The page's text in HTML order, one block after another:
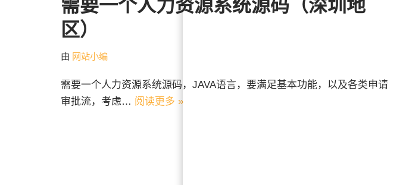
需要一个人力资源系统源码（深圳地
区）
由 网站小编
需要一个人力资源系统源码，JAVA语言，要满足基本功能，以及各类申请
审批流，考虑… 阅读更多 »